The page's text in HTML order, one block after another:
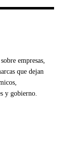
empresas,
que dejan
y gobierno.